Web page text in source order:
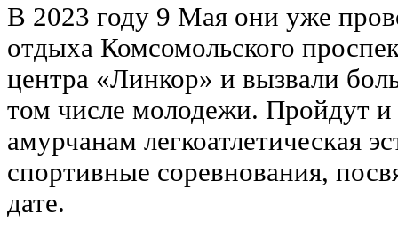
В 2023 году 9 Мая они уже
отдыха Комсомольского
центра «Линкор» и вызвали
том числе молодежи. Пройдут
амурчанам легкоатлетическая
спортивные соревнования,
дате.